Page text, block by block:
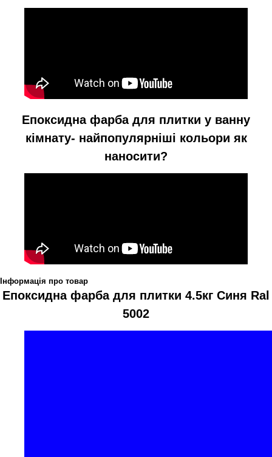
Епоксидна фарба для плитки у ванну
кімнату- найпопулярніші кольори як
наносити?
Інформація про товар
Епоксидна фарба для плитки 4.5кг Синя Ral
5002